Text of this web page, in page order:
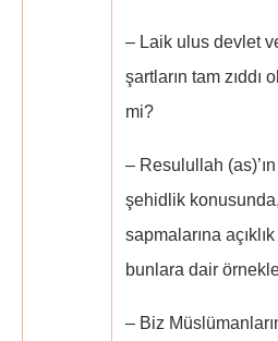
– Laik ulus devlet
şartların tam zıddı
mi?
– Resulullah
şehidlik
sapmalarına
bunlara dair
– Biz